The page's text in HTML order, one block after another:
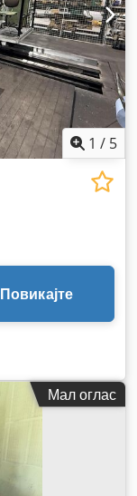
1 / 5
Повикајте
Мал оглас